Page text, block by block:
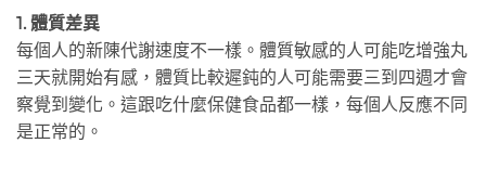
1. 體質差異
每個人的新陳代謝速度不一樣。體質敏感的人可能吃增強丸
三天就開始有感，體質比較遲鈍的人可能需要三到四週才會
察覺到變化。這跟吃什麼保健食品都一樣，每個人反應不同
是正常的。